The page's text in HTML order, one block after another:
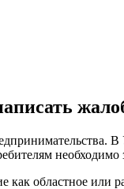
В
необходимо
как областное